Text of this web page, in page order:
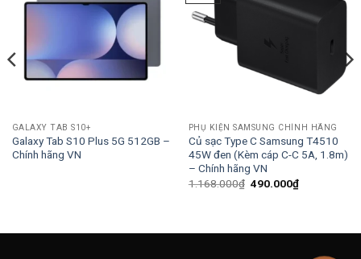
GALAXY TAB S10+
Galaxy Tab S10 Plus 5G 512GB –
Chính hãng VN
PHỤ KIỆN SAMSUNG CHÍNH HÃNG
Củ sạc Type C Samsung T4510
45W đen (Kèm cáp C-C 5A, 1.8m)
– Chính hãng VN
1.168.000₫ Giá
490.000₫Giá
hiện